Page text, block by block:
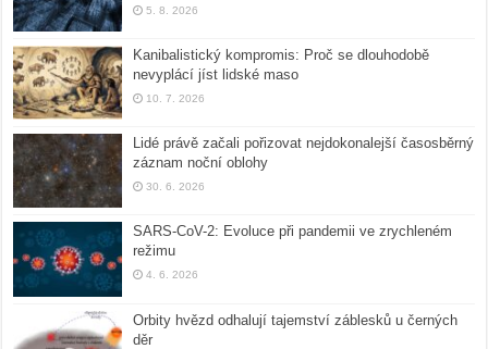
5. 8. 2026
Kanibalistický kompromis: Proč se dlouhodobě
nevyplácí jíst lidské maso
10. 7. 2026
Lidé právě začali pořizovat nejdokonalejší časosběrný
záznam noční oblohy
30. 6. 2026
SARS-CoV-2: Evoluce při pandemii ve zrychleném
režimu
4. 6. 2026
Orbity hvězd odhalují tajemství záblesků u černých
děr